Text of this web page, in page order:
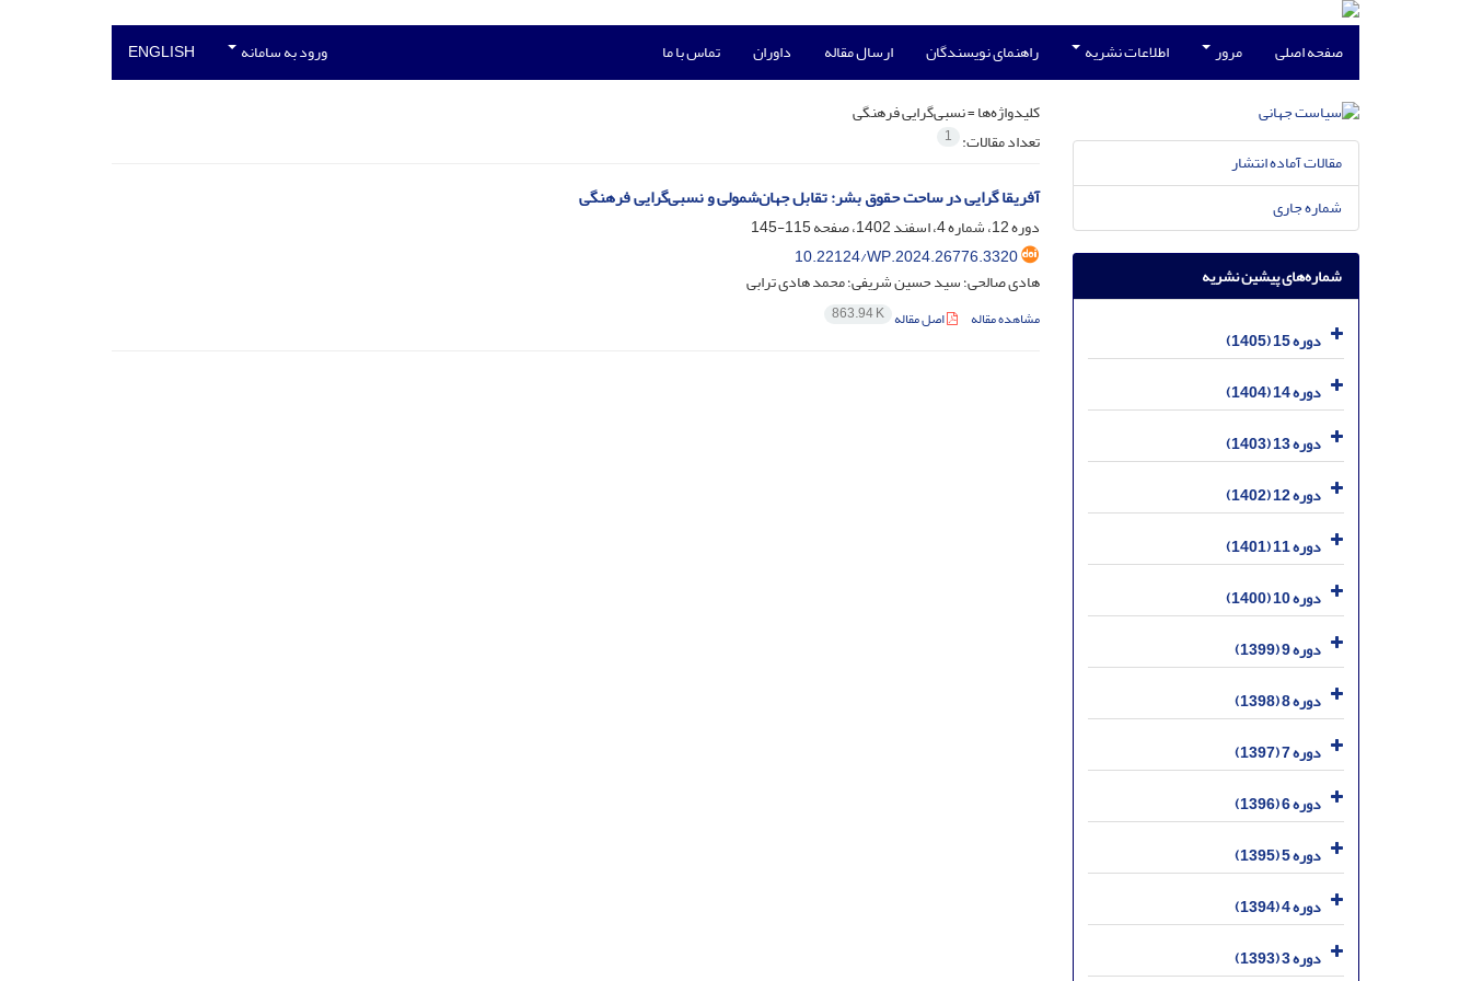
صفحه اصلی مرور اطلاعات نشریه راهنمای نویسندگان ارسال مقاله داوران تماس با ما ورود به سامانه ENGLISH
کلیدواژه‌ها =نسبی‌گرایی فرهنگی
تعداد مقالات: 1
آفریقا گرایی در ساحت حقوق بشر: تقابل جهان‌شمولی و نسبی‌گرایی فرهنگی
دوره 12، شماره 4، اسفند 1402، صفحه
115-145
10.22124/WP.2024.26776.3320
هادی صالحی؛ سید حسین شریفی؛ محمد هادی ترابی
مشاهده مقاله اصل مقاله 863.94 K
مقالات آماده انتشار
شماره جاری
شماره‌های پیشین نشریه
دوره 15 (1405)
دوره 14 (1404)
دوره 13 (1403)
دوره 12 (1402)
دوره 11 (1401)
دوره 10 (1400)
دوره 9 (1399)
دوره 8 (1398)
دوره 7 (1397)
دوره 6 (1396)
دوره 5 (1395)
دوره 4 (1394)
دوره 3 (1393)